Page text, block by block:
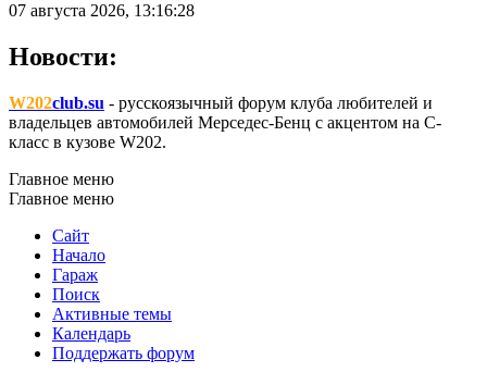
07 августа 2026, 13:16:28
Новости:
W202club.su - русскоязычный форум клуба любителей и
владельцев автомобилей Мерседес-Бенц с акцентом на C-
класс в кузове W202.
Главное меню
Главное меню
Сайт
Начало
Гараж
Поиск
Активные темы
Календарь
Поддержать форум